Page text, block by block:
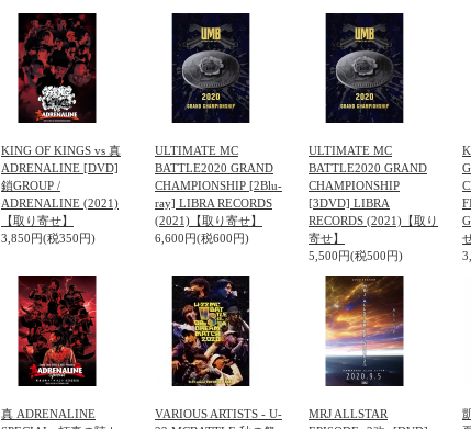
KING OF KINGS vs 真
ADRENALINE [DVD]
鎖GROUP /
ADRENALINE (2021)
【取り寄せ】
3,850円(税350円)
ULTIMATE MC
BATTLE2020 GRAND
CHAMPIONSHIP [2Blu-
ray] LIBRA RECORDS
(2021)【取り寄せ】
6,600円(税600円)
ULTIMATE MC
BATTLE2020 GRAND
CHAMPIONSHIP
[3DVD] LIBRA
RECORDS (2021)【取り
寄せ】
5,500円(税500円)
真 ADRENALINE
VARIOUS ARTISTS - U-
MRJ ALLSTAR